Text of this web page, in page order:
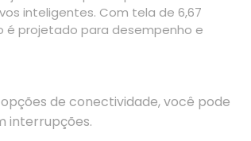
inteligentes. Com tela de 6,67
é projetado para desempenho e
de conectividade, você pode
interrupções.